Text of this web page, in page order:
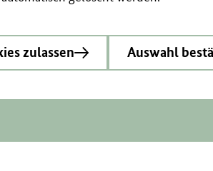
zulassen Auswahl